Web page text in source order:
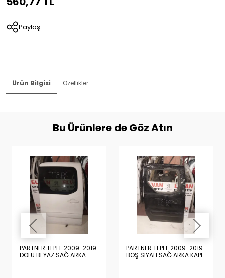
Paylaş
Ürün Bilgisi Özellikler
Bu Ürünlere de Göz Atın
PARTNER TEPEE 2009-2019
DOLU BEYAZ SAĞ ARKA
PARTNER TEPEE 2009-2019
BOŞ SİYAH SAĞ ARKA KAPI